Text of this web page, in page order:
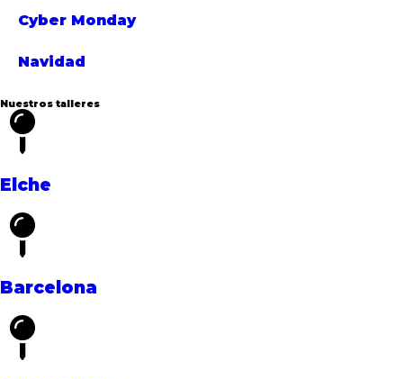
Cyber Monday
Navidad
Nuestros talleres
Elche
Barcelona